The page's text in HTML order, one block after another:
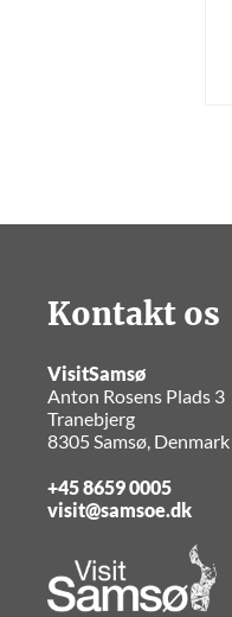
Kontakt os
VisitSamsø
Anton Rosens Plads 3
Tranebjerg
8305 Samsø, Denmark
+45 8659 0005
visit@samsoe.dk